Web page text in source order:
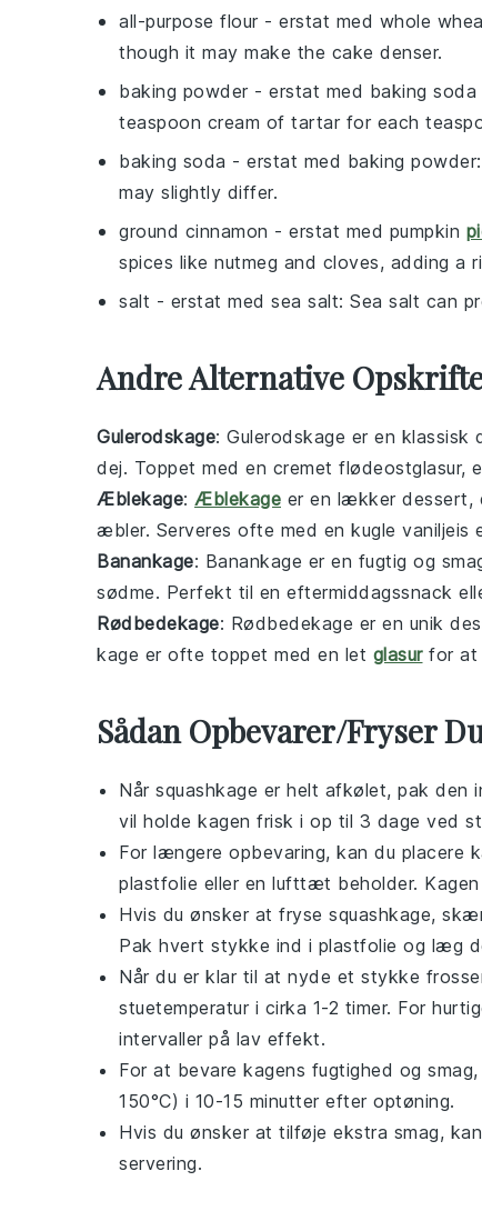
all-purpose flour - erstat med whole
though it may make the cake denser.
baking powder - erstat med baking
teaspoon cream of tartar for each
baking soda - erstat med baking powder
may slightly differ.
ground cinnamon - erstat med pumpkin
spices like nutmeg and cloves, adding a
salt - erstat med sea salt: Sea salt can
Andre Alternative
Gulerodskage: Gulerodskage er en klassisk
dej. Toppet med en cremet flødeostglasur,
Æblekage: Æblekage er en lækker dessert,
æbler. Serveres ofte med en kugle vaniljeis
Banankage: Banankage er en fugtig og
sødme. Perfekt til en eftermiddagssnack
Rødbedekage: Rødbedekage er en unik
kage er ofte toppet med en let glasurfor at
Sådan Opbevarer/Fryser
Når squashkage er helt afkølet, pak den
vil holde kagen frisk i op til 3 dage ved
For længere opbevaring, kan du placere
plastfolie eller en lufttæt beholder.
Hvis du ønsker at fryse squashkage,
Pak hvert stykke ind i plastfolie og læg
Når du er klar til at nyde et stykke
stuetemperatur i cirka 1-2 timer. For
intervaller på lav effekt.
For at bevare kagens fugtighed og
150°C) i 10-15 minutter efter optøning.
Hvis du ønsker at tilføje ekstra smag,
servering.